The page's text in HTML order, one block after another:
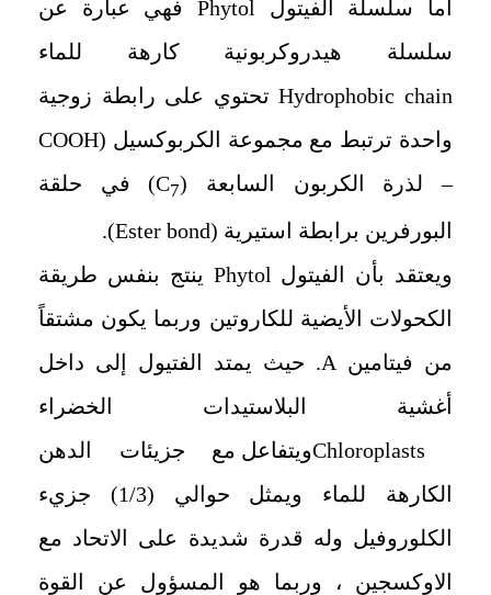
أما سلسلة الفيتول Phytol فهي عبارة عن
سلسلة هيدروكربونية كارهة للماء
Hydrophobic chainتحتوي على رابطة زوجية
واحدة ترتبط مع مجموعة الكربوكسيل (COOH
– لذرة الكربون السابعة ( C7
) في حلقة
البورفرين برابطة استيرية (Ester bond
).
ويعتقد بأن الفيتول Phytol ينتج بنفس طريقة
الكحولات الأيضية للكاروتين وربما يكون مشتقاً
من فيتامين A. حيث يمتد الفتيول إلى داخل
أغشية البلاستيدات الخضراء
ويتفاعل مع جزيئات الدهن
الكارهة للماء ويمثل حوالي (1/3) جزيء
الكلوروفيل وله قدرة شديدة على الاتحاد مع
الاوكسجين ، وربما هو المسؤول عن القوة